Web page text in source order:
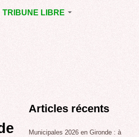
TRIBUNE LIBRE
POINT DE VUE
Articles récents
Municipales 2026 en Gironde : à